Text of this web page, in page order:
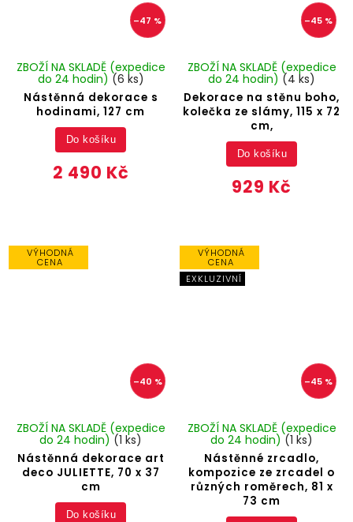
–47 %
Nástěnná dekorace s
hodinami, 127 cm
ZBOŽÍ NA SKLADĚ (expedice
do 24 hodin) (6 ks)
2 490 Kč
Do košíku
–45 %
Dekorace na stěnu boho,
kolečka ze slámy, 115 x 72
cm,
ZBOŽÍ NA SKLADĚ (expedice
do 24 hodin) (4 ks)
929 Kč
Do košíku
VÝHODNÁ
CENA
–40 %
Nástěnná dekorace art
deco JULIETTE, 70 x 37
cm
ZBOŽÍ NA SKLADĚ (expedice
do 24 hodin) (1 ks)
Do košíku
VÝHODNÁ
CENA
EXKLUZIVNÍ
–45 %
Nástěnné zrcadlo,
kompozice ze zrcadel o
různých roměrech, 81 x
73 cm
ZBOŽÍ NA SKLADĚ (expedice
do 24 hodin) (1 ks)